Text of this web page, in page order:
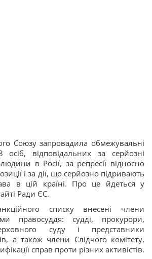
Союзу запровадила обмежувальні
відповідальних за серйозні
в Росії, за репресії відносно
і за дії, що серйозно підривають
в цій країні. Про це йдеться у
Ради ЄС.
списку внесені члени
правосуддя: судді, прокурори,
суду і представники
а також члени Слідчого комітету,
справ проти різних активістів.